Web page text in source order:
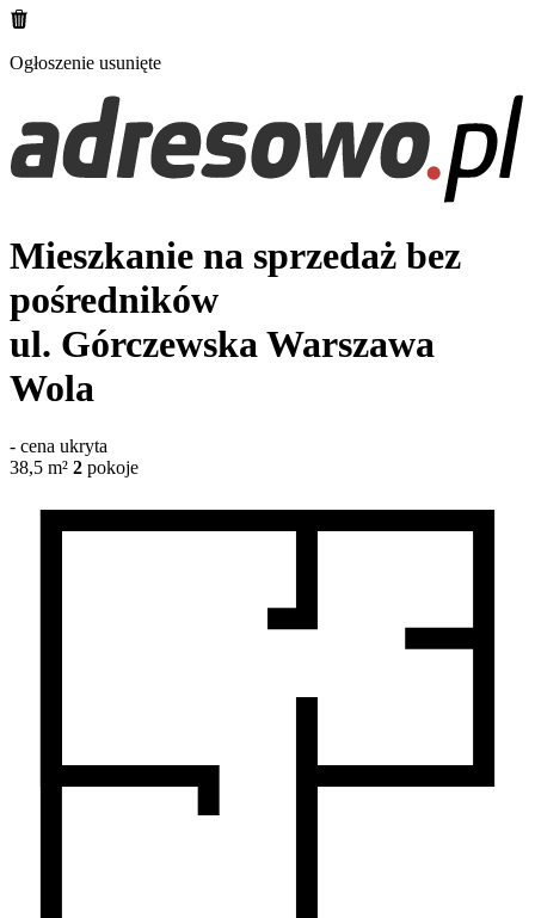
Ogłoszenie usunięte
Mieszkanie na sprzedaż bez
pośredników
ul. Górczewska Warszawa
Wola
- cena ukryta
38,5 m² 2 pokoje